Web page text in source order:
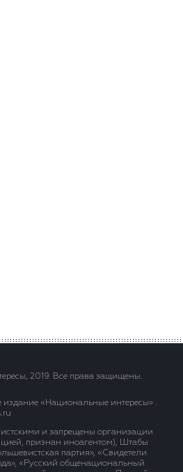
2019. Все права защищены.
издание «Национальные интересы» .
и запрещены организации
признан иноагентом), Штабы
партия», «Свидетели
«Русский общенациональный